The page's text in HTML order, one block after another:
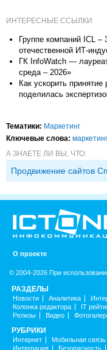
ИНТЕРЕСНЫЕ ССЫЛКИ
Группе компаний ICL
отечественной ИТ-
ГК InfoWatch —
среда – 2026»
Как ускорить
поделилась
Тематики: Маркетинг
Ключевые слова:
А ЗНАЕТЕ ЛИ ВЫ, ЧТО:
Продвижение сайтов
О проекте
© 2004-2026 При
РАЗДЕЛЫ
Новости Аналитика
Колонка редактора
IT
Релизы
Видео
РУБРИКИ
Интернет Мобильная связь
Интеграция
Безопасность